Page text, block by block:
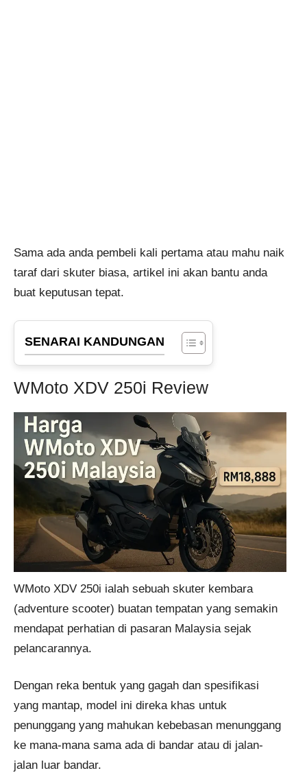
Sama ada anda pembeli kali pertama atau mahu naik
taraf dari skuter biasa, artikel ini akan bantu anda
buat keputusan tepat.
SENARAI KANDUNGAN
WMoto XDV 250i Review
WMoto XDV 250i ialah sebuah skuter kembara
(adventure scooter) buatan tempatan yang semakin
mendapat perhatian di pasaran Malaysia sejak
pelancarannya.
Dengan reka bentuk yang gagah dan spesifikasi
yang mantap, model ini direka khas untuk
penunggang yang mahukan kebebasan menunggang
ke mana-mana sama ada di bandar atau di jalan-
jalan luar bandar.